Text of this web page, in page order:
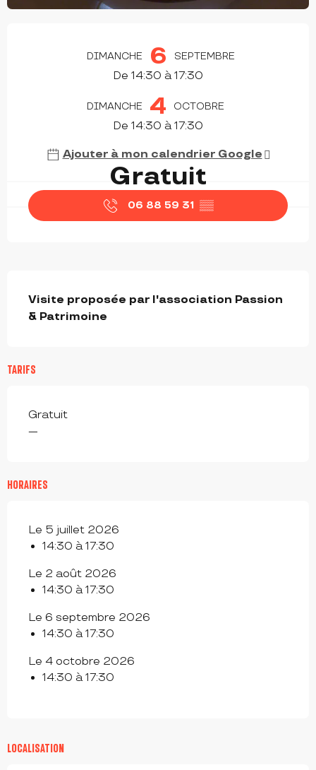
DIMANCHE 6 SEPTEMBRE
De 14:30 à 17:30
DIMANCHE 4 OCTOBRE
De 14:30 à 17:30
Ajouter à mon calendrier Google
Gratuit
06 88 59 31 ▒▒
Visite proposée par l'association Passion
& Patrimoine
TARIFS
Gratuit
—
HORAIRES
Le 5 juillet 2026
14:30 à 17:30
Le 2 août 2026
14:30 à 17:30
Le 6 septembre 2026
14:30 à 17:30
Le 4 octobre 2026
14:30 à 17:30
LOCALISATION